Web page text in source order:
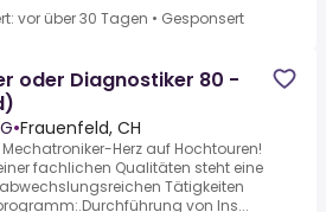
vor über 30 Tagen • Gesponsert
oder Diagnostiker 80 -
•Frauenfeld, CH
Herz auf Hochtouren!
fachlichen Qualitäten steht eine
Tätigkeiten
von Ins...